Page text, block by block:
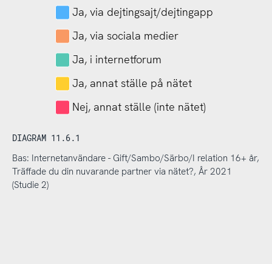
Ja, via dejtingsajt/dejtingapp
Ja, via sociala medier
Ja, i internetforum
Ja, annat ställe på nätet
Nej, annat ställe (inte nätet)
DIAGRAM 11.6.1
Bas: Internetanvändare - Gift/Sambo/Särbo/I relation 16+ år,
Träffade du din nuvarande partner via nätet?, År 2021
(Studie 2)